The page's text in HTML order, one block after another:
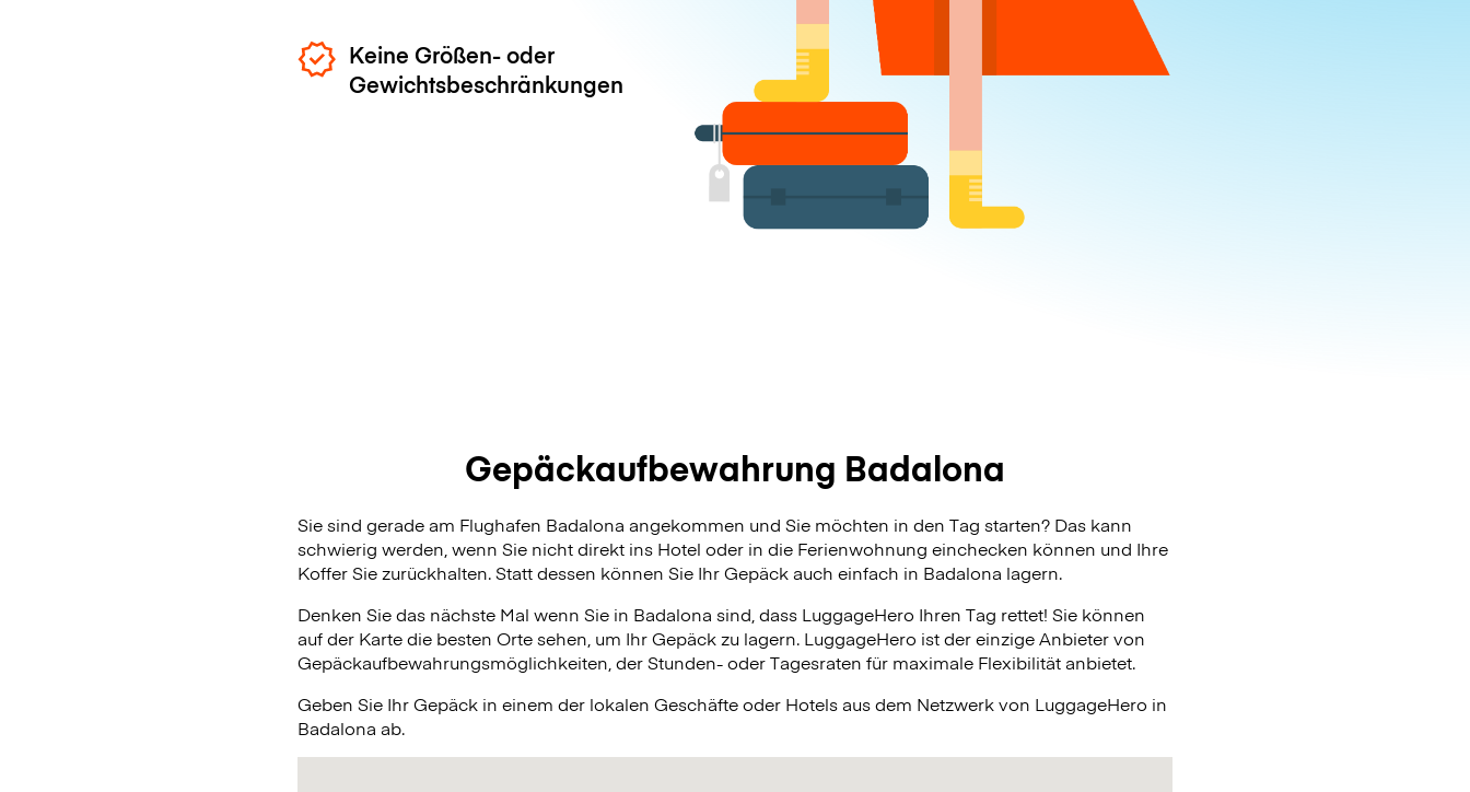
Keine Größen- oder
Gewichtsbeschränkungen
Gepäckaufbewahrung Badalona
Sie sind gerade am Flughafen Badalona angekommen und Sie möchten in den Tag starten? Das kann
schwierig werden, wenn Sie nicht direkt ins Hotel oder in die Ferienwohnung einchecken können und Ihre
Koffer Sie zurückhalten. Statt dessen können Sie Ihr Gepäck auch einfach in Badalona lagern.
Denken Sie das nächste Mal wenn Sie in Badalona sind, dass LuggageHero Ihren Tag rettet! Sie können
auf der Karte die besten Orte sehen, um Ihr Gepäck zu lagern. LuggageHero ist der einzige Anbieter von
Gepäckaufbewahrungsmöglichkeiten, der Stunden- oder Tagesraten für maximale Flexibilität anbietet.
Geben Sie Ihr Gepäck in einem der lokalen Geschäfte oder Hotels aus dem Netzwerk von LuggageHero in
Badalona ab.